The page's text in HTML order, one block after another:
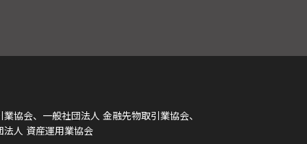
協会、一般社団法人 金融先物取引業協会、
人 資産運用業協会